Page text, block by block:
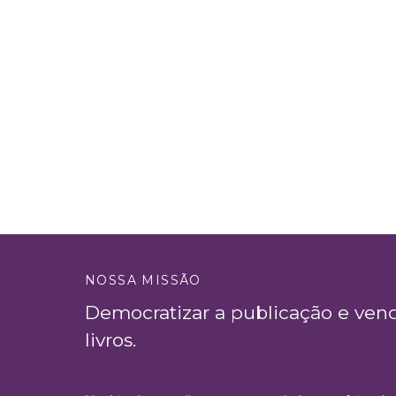
NOSSA MISSÃO
Democratizar a publicação e
livros.